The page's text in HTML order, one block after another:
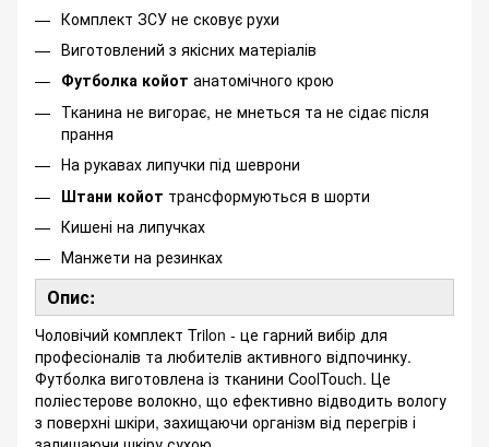
Комплект ЗСУ не сковує рухи
Виготовлений з якісних матеріалів
Футболка койот анатомічного крою
Тканина не вигорає, не мнеться та не сідає після
прання
На рукавах липучки під шеврони
Штани койот трансформуються в шорти
Кишені на липучках
Манжети на резинках
Опис:
Чоловічий комплект Trilon - це гарний вибір для
професіоналів та любителів активного відпочинку.
Футболка виготовлена із тканини CoolTouch. Це
поліестерове волокно, що ефективно відводить вологу
з поверхні шкіри, захищаючи організм від перегрів і